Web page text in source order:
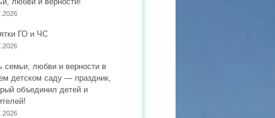
присмотру и уходу
праздники
работыГО и ЧС
семьи, любви и верности в
детском саду — праздник,
объединил детей и